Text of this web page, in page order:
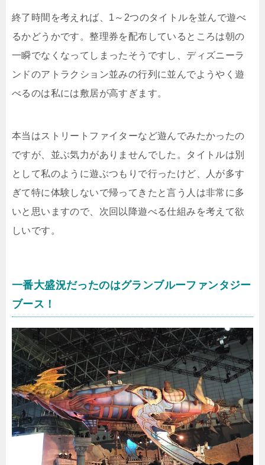
終了時間を考えれば、1～2つのタイトルを並んで遊べ
るかどうかです。整理券を配布しているところは朝の
一瞬でなくなってしまったそうですし、ディズニーラ
ンドのアトラクション並みの行列に並んでようやく遊
べるのは私には敷居が高すぎます。
本当はストリートファイターなど遊んでみたかったの
ですが、並ぶ気力がありませんでした。タイトルは別
として私のように遊ぶつもりで行ったけど、人が多す
ぎて特に体験しないで帰ってきたと言う人は非常に多
いと思いますので、次回以降遊べる仕組みを考えて欲
しいです。
一番大盛況だったのはグランブルーファンタジー
ブース！